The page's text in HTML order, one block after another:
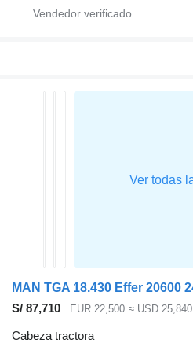
S/ 87,710 EUR 22,500 ≈ USD 25,840
Cabeza tractora